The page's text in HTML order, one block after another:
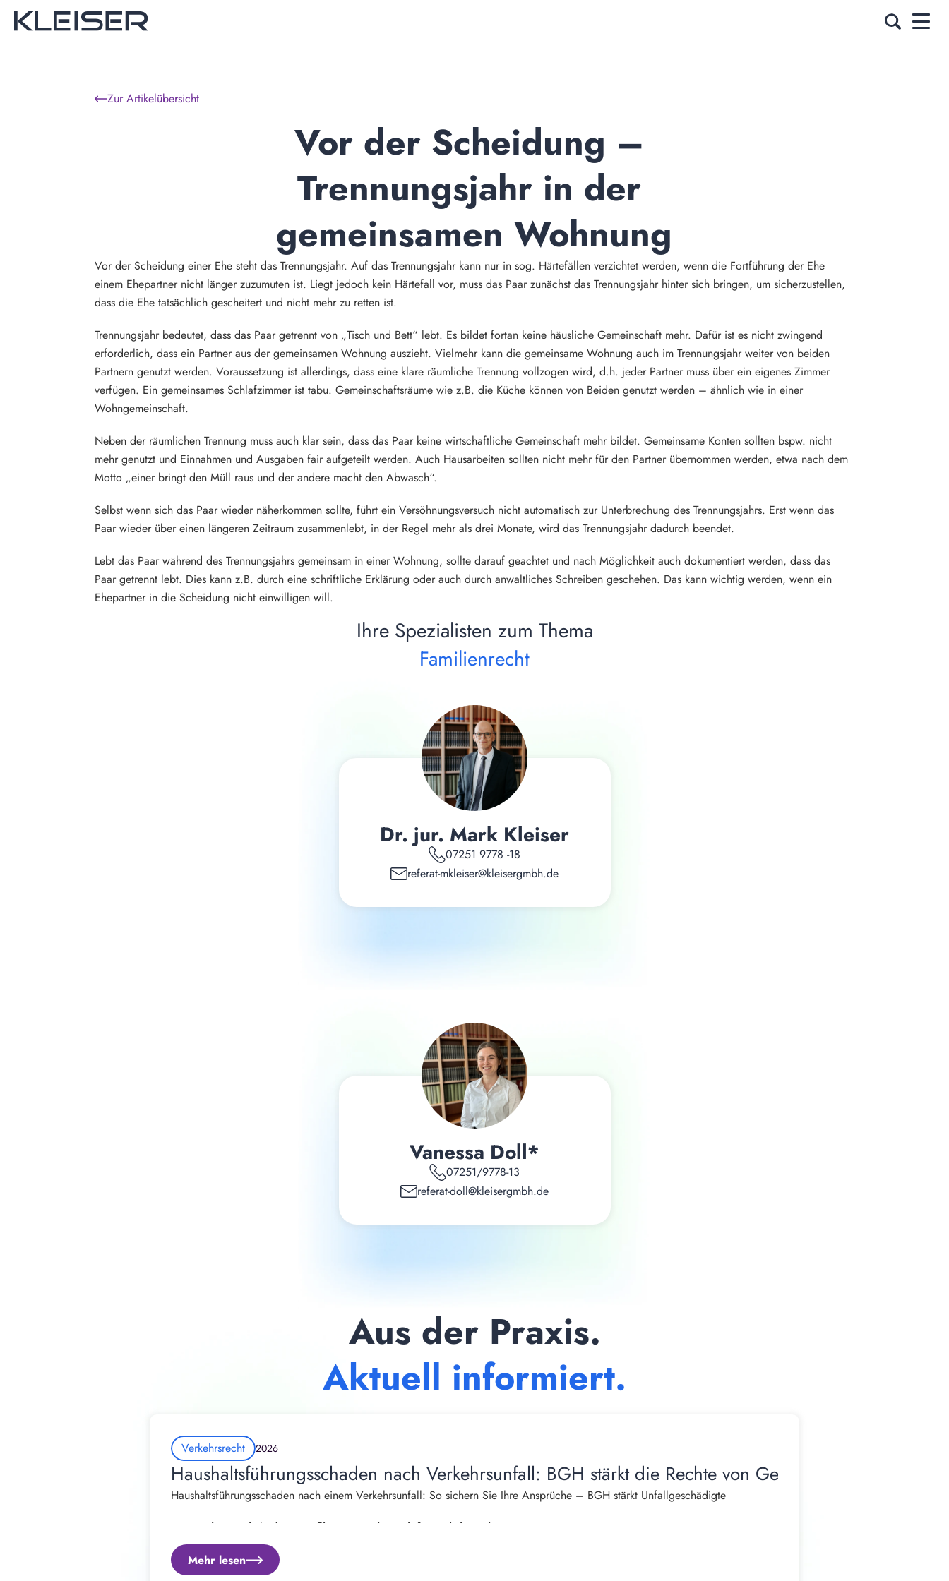
Zur Artikelübersicht
Vor der Scheidung –
Trennungsjahr in der
gemeinsamen Wohnung
Vor der Scheidung einer Ehe steht das Trennungsjahr. Auf das Trennungsjahr kann nur in sog. Härtefällen verzichtet werden, wenn die Fortführung der Ehe
einem Ehepartner nicht länger zuzumuten ist. Liegt jedoch kein Härtefall vor, muss das Paar zunächst das Trennungsjahr hinter sich bringen, um sicherzustellen,
dass die Ehe tatsächlich gescheitert und nicht mehr zu retten ist.
Trennungsjahr bedeutet, dass das Paar getrennt von „Tisch und Bett“ lebt. Es bildet fortan keine häusliche Gemeinschaft mehr. Dafür ist es nicht zwingend
erforderlich, dass ein Partner aus der gemeinsamen Wohnung auszieht. Vielmehr kann die gemeinsame Wohnung auch im Trennungsjahr weiter von beiden
Partnern genutzt werden. Voraussetzung ist allerdings, dass eine klare räumliche Trennung vollzogen wird, d.h. jeder Partner muss über ein eigenes Zimmer
verfügen. Ein gemeinsames Schlafzimmer ist tabu. Gemeinschaftsräume wie z.B. die Küche können von Beiden genutzt werden – ähnlich wie in einer
Wohngemeinschaft.
Neben der räumlichen Trennung muss auch klar sein, dass das Paar keine wirtschaftliche Gemeinschaft mehr bildet. Gemeinsame Konten sollten bspw. nicht
mehr genutzt und Einnahmen und Ausgaben fair aufgeteilt werden. Auch Hausarbeiten sollten nicht mehr für den Partner übernommen werden, etwa nach dem
Motto „einer bringt den Müll raus und der andere macht den Abwasch“.
Selbst wenn sich das Paar wieder näherkommen sollte, führt ein Versöhnungsversuch nicht automatisch zur Unterbrechung des Trennungsjahrs. Erst wenn das
Paar wieder über einen längeren Zeitraum zusammenlebt, in der Regel mehr als drei Monate, wird das Trennungsjahr dadurch beendet.
Lebt das Paar während des Trennungsjahrs gemeinsam in einer Wohnung, sollte darauf geachtet und nach Möglichkeit auch dokumentiert werden, dass das
Paar getrennt lebt. Dies kann z.B. durch eine schriftliche Erklärung oder auch durch anwaltliches Schreiben geschehen. Das kann wichtig werden, wenn ein
Ehepartner in die Scheidung nicht einwilligen will.
Ihre Spezialisten zum Thema
Familienrecht
Dr. jur. Mark Kleiser
07251 9778 -18
referat-mkleiser@kleisergmbh.de
Vanessa Doll*
07251/9778-13
referat-doll@kleisergmbh.de
Aus der Praxis.
Aktuell informiert.
Verkehrsrecht 2026
Haushaltsführungsschaden nach Verkehrsunfall: BGH stärkt die Rechte von Geschädigten
Haushaltsführungsschaden nach einem Verkehrsunfall: So sichern Sie Ihre Ansprüche – BGH stärkt Unfallgeschädigte
Von Rechtsanwalt Andrew Straßburger, Fachanwalt für Verkehrsrecht
Ein Verkehrsunfall verändert das Leben häufig von einem Tag auf den anderen. Neben Schmerzen, Arztterminen und der
Mehr lesen